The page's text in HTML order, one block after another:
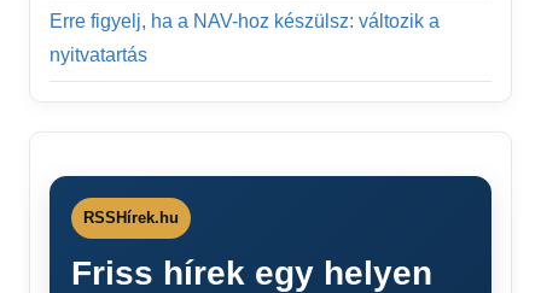
Erre figyelj, ha a NAV-hoz készülsz: változik a
nyitvatartás
RSSHírek.hu
Friss hírek egy helyen